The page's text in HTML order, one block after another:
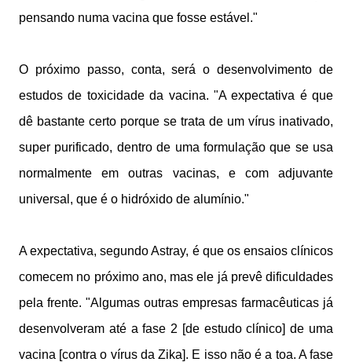
pensando numa vacina que fosse estável."
O próximo passo, conta, será o desenvolvimento de
estudos de toxicidade da vacina. "A expectativa é que
dê bastante certo porque se trata de um vírus inativado,
super purificado, dentro de uma formulação que se usa
normalmente em outras vacinas, e com adjuvante
universal, que é o hidróxido de alumínio."
A expectativa, segundo Astray, é que os ensaios clínicos
comecem no próximo ano, mas ele já prevê dificuldades
pela frente. "Algumas outras empresas farmacêuticas já
desenvolveram até a fase 2 [de estudo clínico] de uma
vacina [contra o vírus da Zika]. E isso não é a toa. A fase